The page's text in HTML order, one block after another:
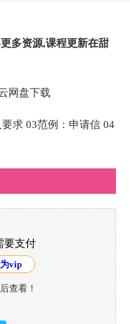
多资源,课程更新在甜
网盘下载
求 03范例：申请信 04
要支付
vip
查看！